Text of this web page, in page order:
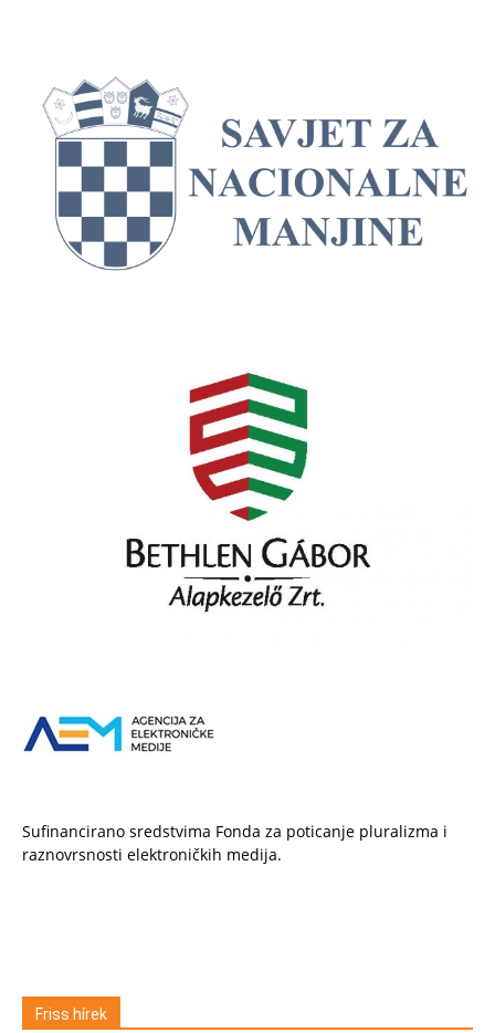
Sufinancirano sredstvima Fonda za poticanje pluralizma i
raznovrsnosti elektroničkih medija.
Friss hírek